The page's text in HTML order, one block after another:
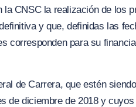
CNSC la realización de los
y que, definidas las
corresponden para su
de Carrera, que estén
de diciembre de 2018 y